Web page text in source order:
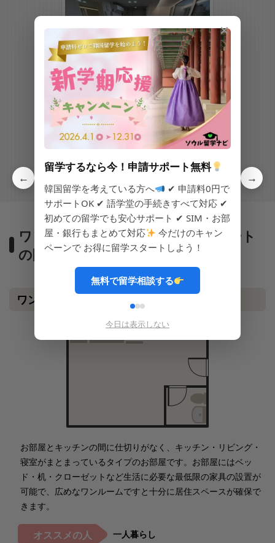
コシウォン133-部屋ナビハウス㉗
保証金額 100万ウォン
ワンルーム・オフィステル・アパート
の間取り
ワンルーム（1R）
お部屋とキッチンの間に仕切りがなく、キッチン・リビング・
寝室がまとまっているタイプのお部屋です。お部屋にはベッ
ド・机・クローゼットなど生活に必要な最低限の家具の設置が
可能で、広めなワンルームですと十分に居住スペースが確保で
きます。
オススメの人 一人暮らし
←
✕
留学するなら今！申請サポート無料
韓国留学を考えている方へ
✔ 申請料0円で
サポートOK ✔ 語学堂の手続きすべて対応 ✔
初めての留学でも安心サポート ✔ SIM・お部
屋・銀行もまとめて対応
今だけのキャン
ペーンで お得に留学スタートしよう！
無料で留学相談する
今日は表示しない
→